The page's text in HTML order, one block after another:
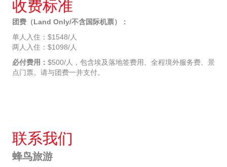
收费标准
团费（Land Only/不含国际机票）：
单人入住：$1548/人
两人入住：$1098/人
必付费用： $500/人，包含埃及落地签费用、全程境外服务费、景
点门票。请与团费一并支付。
联系我们
蜂鸟旅游